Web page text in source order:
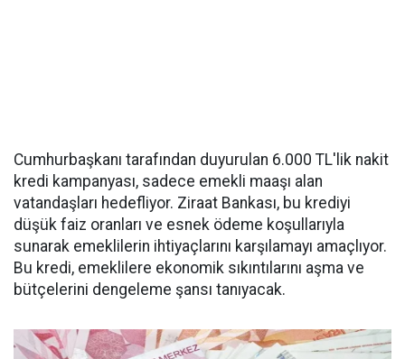
Cumhurbaşkanı tarafından duyurulan 6.000 TL'lik nakit
kredi kampanyası, sadece emekli maaşı alan
vatandaşları hedefliyor. Ziraat Bankası, bu krediyi
düşük faiz oranları ve esnek ödeme koşullarıyla
sunarak emeklilerin ihtiyaçlarını karşılamayı amaçlıyor.
Bu kredi, emeklilere ekonomik sıkıntılarını aşma ve
bütçelerini dengeleme şansı tanıyacak.